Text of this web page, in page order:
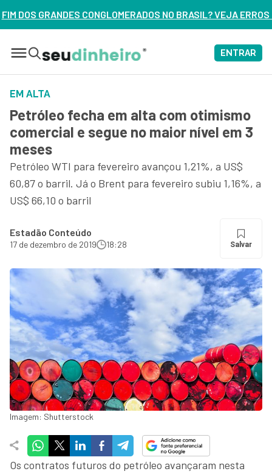
NO BRASIL? VEJA ERROS DE 3 DELES – ASSISTA
ENTRAR
EM ALTA
Petróleo fecha em alta com otimismo
comercial e segue no maior nível em 3
meses
Petróleo WTI para fevereiro avançou 1,21%, a US$
60,87 o barril. Já o Brent para fevereiro subiu 1,16%, a
US$ 66,10 o barril
Estadão Conteúdo
17 de dezembro de 2019 18:28 Salvar
Imagem: Shutterstock
Os contratos futuros do petróleo avançaram nesta